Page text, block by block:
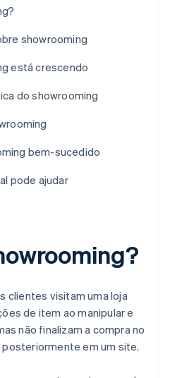
showrooming
está crescendo
do showrooming
bem-sucedido
pode ajudar
clientes visitam uma loja
de item ao manipular e
não finalizam a compra no
em um site.